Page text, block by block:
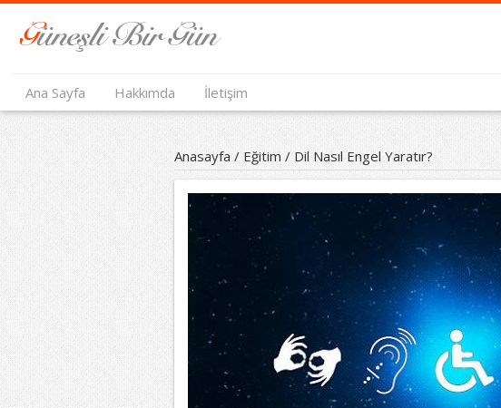
Ana Sayfa Hakkımda İletişim
Anasayfa /Eğitim / Dil Nasıl Engel Yaratır?